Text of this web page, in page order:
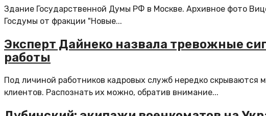
Здание Государственной Думы РФ в Москве. Архивное фото
Госдумы от фракции "Новые...
Эксперт Дайнеко назвала тревожные
работы
Под личиной работников кадровых служб нередко скрываются
клиентов. Распознать их можно, обратив внимание...